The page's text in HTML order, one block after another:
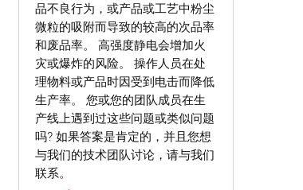
品不良行为，或产品或工艺中粉尘
微粒的吸附而导致的较高的次品率
和废品率。 高强度静电会增加火
灾或爆炸的风险。 操作人员在处
理物料或产品时因受到电击而降低
生产率。 您或您的团队成员在生
产线上遇到过这些问题或类似问题
吗? 如果答案是肯定的，并且您想
与我们的技术团队讨论，请与我们
联系。